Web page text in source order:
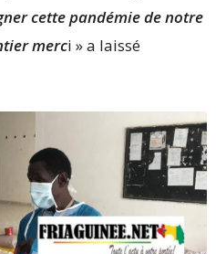
cette pandémie de notre
merci » a laissé